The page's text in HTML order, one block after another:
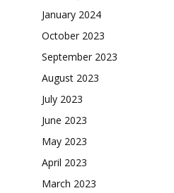
January 2024
October 2023
September 2023
August 2023
July 2023
June 2023
May 2023
April 2023
March 2023